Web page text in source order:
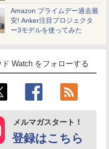
Amazon プライムデー過去最
安! Anker注目プロジェクタ
ー3モデルを使ってみた
ド Watch をフォローする
メルマガスタート！
登録はこちら